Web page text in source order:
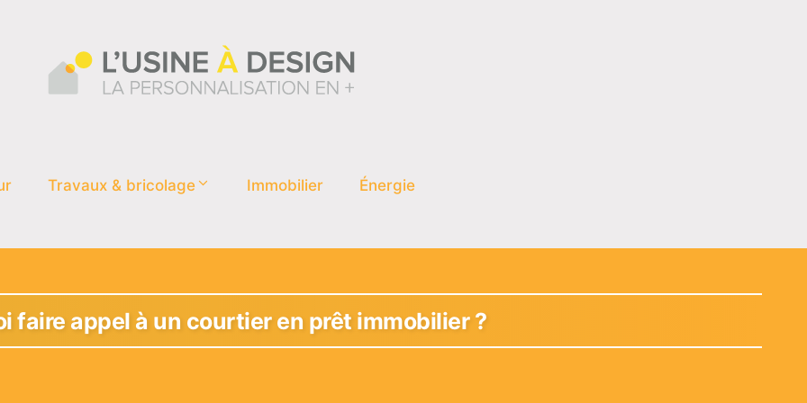
Travaux & bricolage Immobilier Énergie
faire appel à un courtier en prêt immobilier ?